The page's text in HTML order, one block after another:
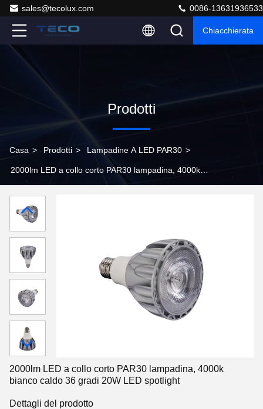
sales@tecolux.com 0086-13631936533
Chiacchierata
Prodotti
Casa > Prodotti > Lampadine A LED PAR30 >
2000lm LED a collo corto PAR30 lampadina, 4000k
2000lm LED a collo corto PAR30 lampadina, 4000k
bianco caldo 36 gradi 20W LED spotlight
Dettagli del prodotto